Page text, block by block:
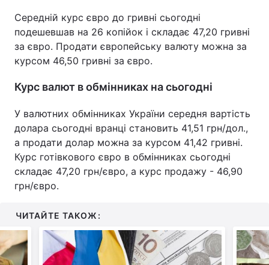
Середній курс євро до гривні сьогодні
подешевшав на 26 копійок і складає 47,20 гривні
за євро. Продати європейську валюту можна за
курсом 46,50 гривні за євро.
Курс валют в обмінниках на сьогодні
У валютних обмінниках України середня вартість
долара сьогодні вранці становить 41,51 грн/дол.,
а продати долар можна за курсом 41,42 гривні.
Курс готівкового євро в обмінниках сьогодні
складає 47,20 грн/євро, а курс продажу - 46,90
грн/євро.
ЧИТАЙТЕ ТАКОЖ: